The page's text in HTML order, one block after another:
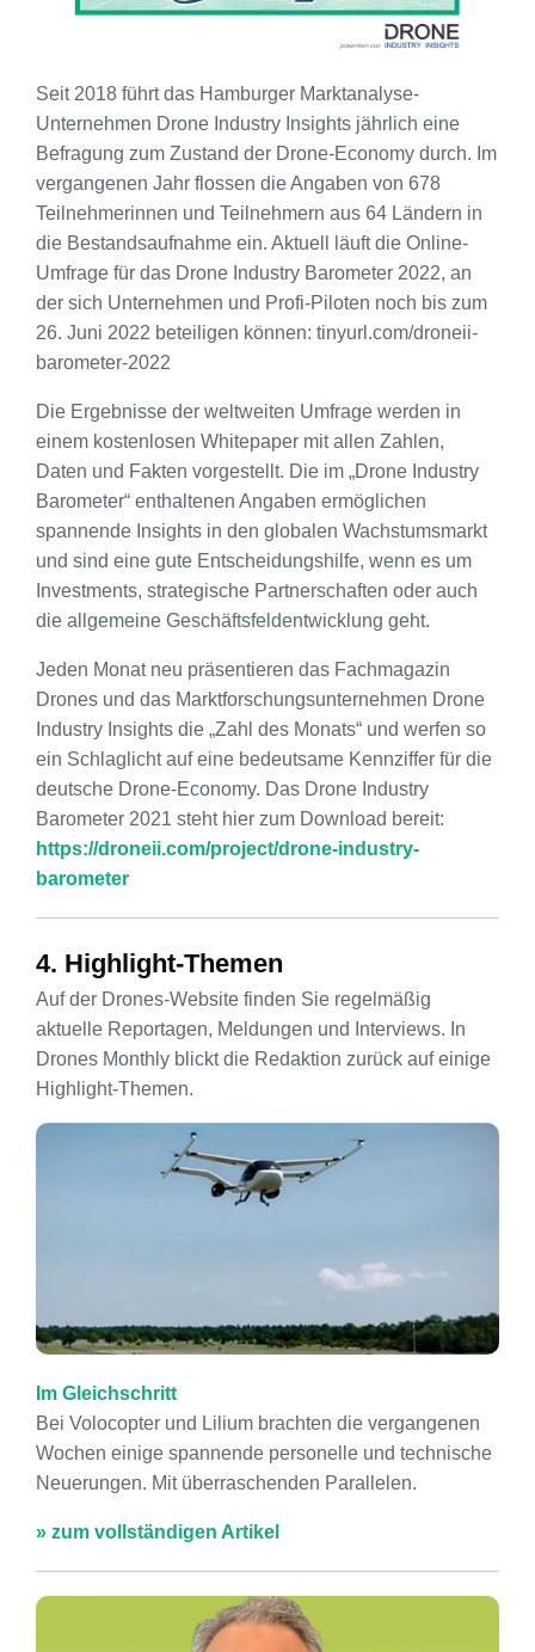
Seit 2018 führt das Hamburger Marktanalyse-
Unternehmen Drone Industry Insights jährlich eine
Befragung zum Zustand der Drone-Economy durch. Im
vergangenen Jahr flossen die Angaben von 678
Teilnehmerinnen und Teilnehmern aus 64 Ländern in
die Bestandsaufnahme ein. Aktuell läuft die Online-
Umfrage für das Drone Industry Barometer 2022, an
der sich Unternehmen und Profi-Piloten noch bis zum
26. Juni 2022 beteiligen können: tinyurl.com/droneii-
barometer-2022
Die Ergebnisse der weltweiten Umfrage werden in
einem kostenlosen Whitepaper mit allen Zahlen,
Daten und Fakten vorgestellt. Die im „Drone Industry
Barometer“ enthaltenen Angaben ermöglichen
spannende Insights in den globalen Wachstumsmarkt
und sind eine gute Entscheidungshilfe, wenn es um
Investments, strategische Partnerschaften oder auch
die allgemeine Geschäftsfeldentwicklung geht.
Jeden Monat neu präsentieren das Fachmagazin
Drones und das Marktforschungsunternehmen Drone
Industry Insights die „Zahl des Monats“ und werfen so
ein Schlaglicht auf eine bedeutsame Kennziffer für die
deutsche Drone-Economy. Das Drone Industry
Barometer 2021 steht hier zum Download bereit:
https://droneii.com/project/drone-industry-
barometer
4. Highlight-Themen
Auf der Drones-Website finden Sie regelmäßig
aktuelle Reportagen, Meldungen und Interviews. In
Drones Monthly blickt die Redaktion zurück auf einige
Highlight-Themen.
Im Gleichschritt
Bei Volocopter und Lilium brachten die vergangenen
Wochen einige spannende personelle und technische
Neuerungen. Mit überraschenden Parallelen.
» zum vollständigen Artikel